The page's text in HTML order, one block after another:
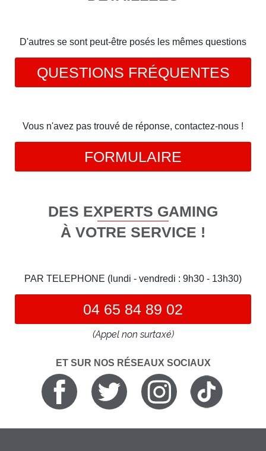
D'autres se sont peut-être posés les mêmes questions
QUESTIONS FRÉQUENTES
Vous n'avez pas trouvé de réponse, contactez-nous !
FORMULAIRE
DES EXPERTS GAMING
À VOTRE SERVICE !
PAR TELEPHONE (lundi - vendredi : 9h30 - 13h30)
04 65 84 89 02
(Appel non surtaxé)
ET SUR NOS RÉSEAUX SOCIAUX